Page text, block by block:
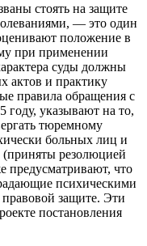
стоять на защите
— это один
положение в
при применении
суды должны
актов и практику
правила обращения с
указывают на то,
тюремному
больных лиц и
резолюцией
предусматривают, что
психическими
защите. Эти
постановления